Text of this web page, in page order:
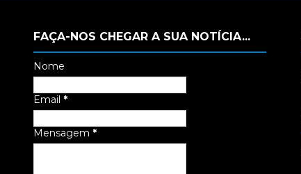
FAÇA-NOS CHEGAR A SUA NOTÍCIA...
Nome
Email *
Mensagem *